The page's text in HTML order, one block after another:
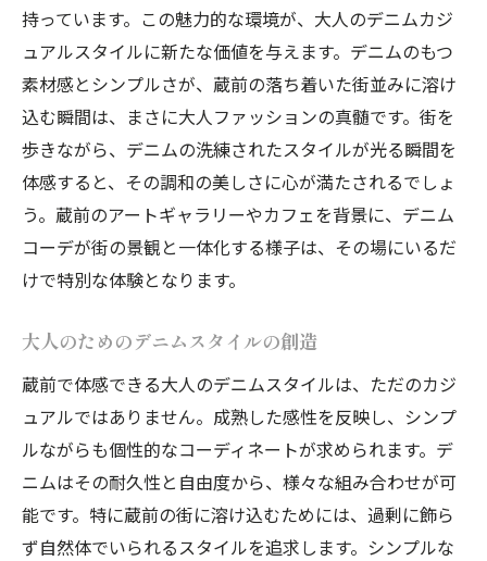
持っています。この魅力的な環境が、大人のデニムカジ
ュアルスタイルに新たな価値を与えます。デニムのもつ
素材感とシンプルさが、蔵前の落ち着いた街並みに溶け
込む瞬間は、まさに大人ファッションの真髄です。街を
歩きながら、デニムの洗練されたスタイルが光る瞬間を
体感すると、その調和の美しさに心が満たされるでしょ
う。蔵前のアートギャラリーやカフェを背景に、デニム
コーデが街の景観と一体化する様子は、その場にいるだ
けで特別な体験となります。
大人のためのデニムスタイルの創造
蔵前で体感できる大人のデニムスタイルは、ただのカジ
ュアルではありません。成熟した感性を反映し、シンプ
ルながらも個性的なコーディネートが求められます。デ
ニムはその耐久性と自由度から、様々な組み合わせが可
能です。特に蔵前の街に溶け込むためには、過剰に飾ら
ず自然体でいられるスタイルを追求します。シンプルな